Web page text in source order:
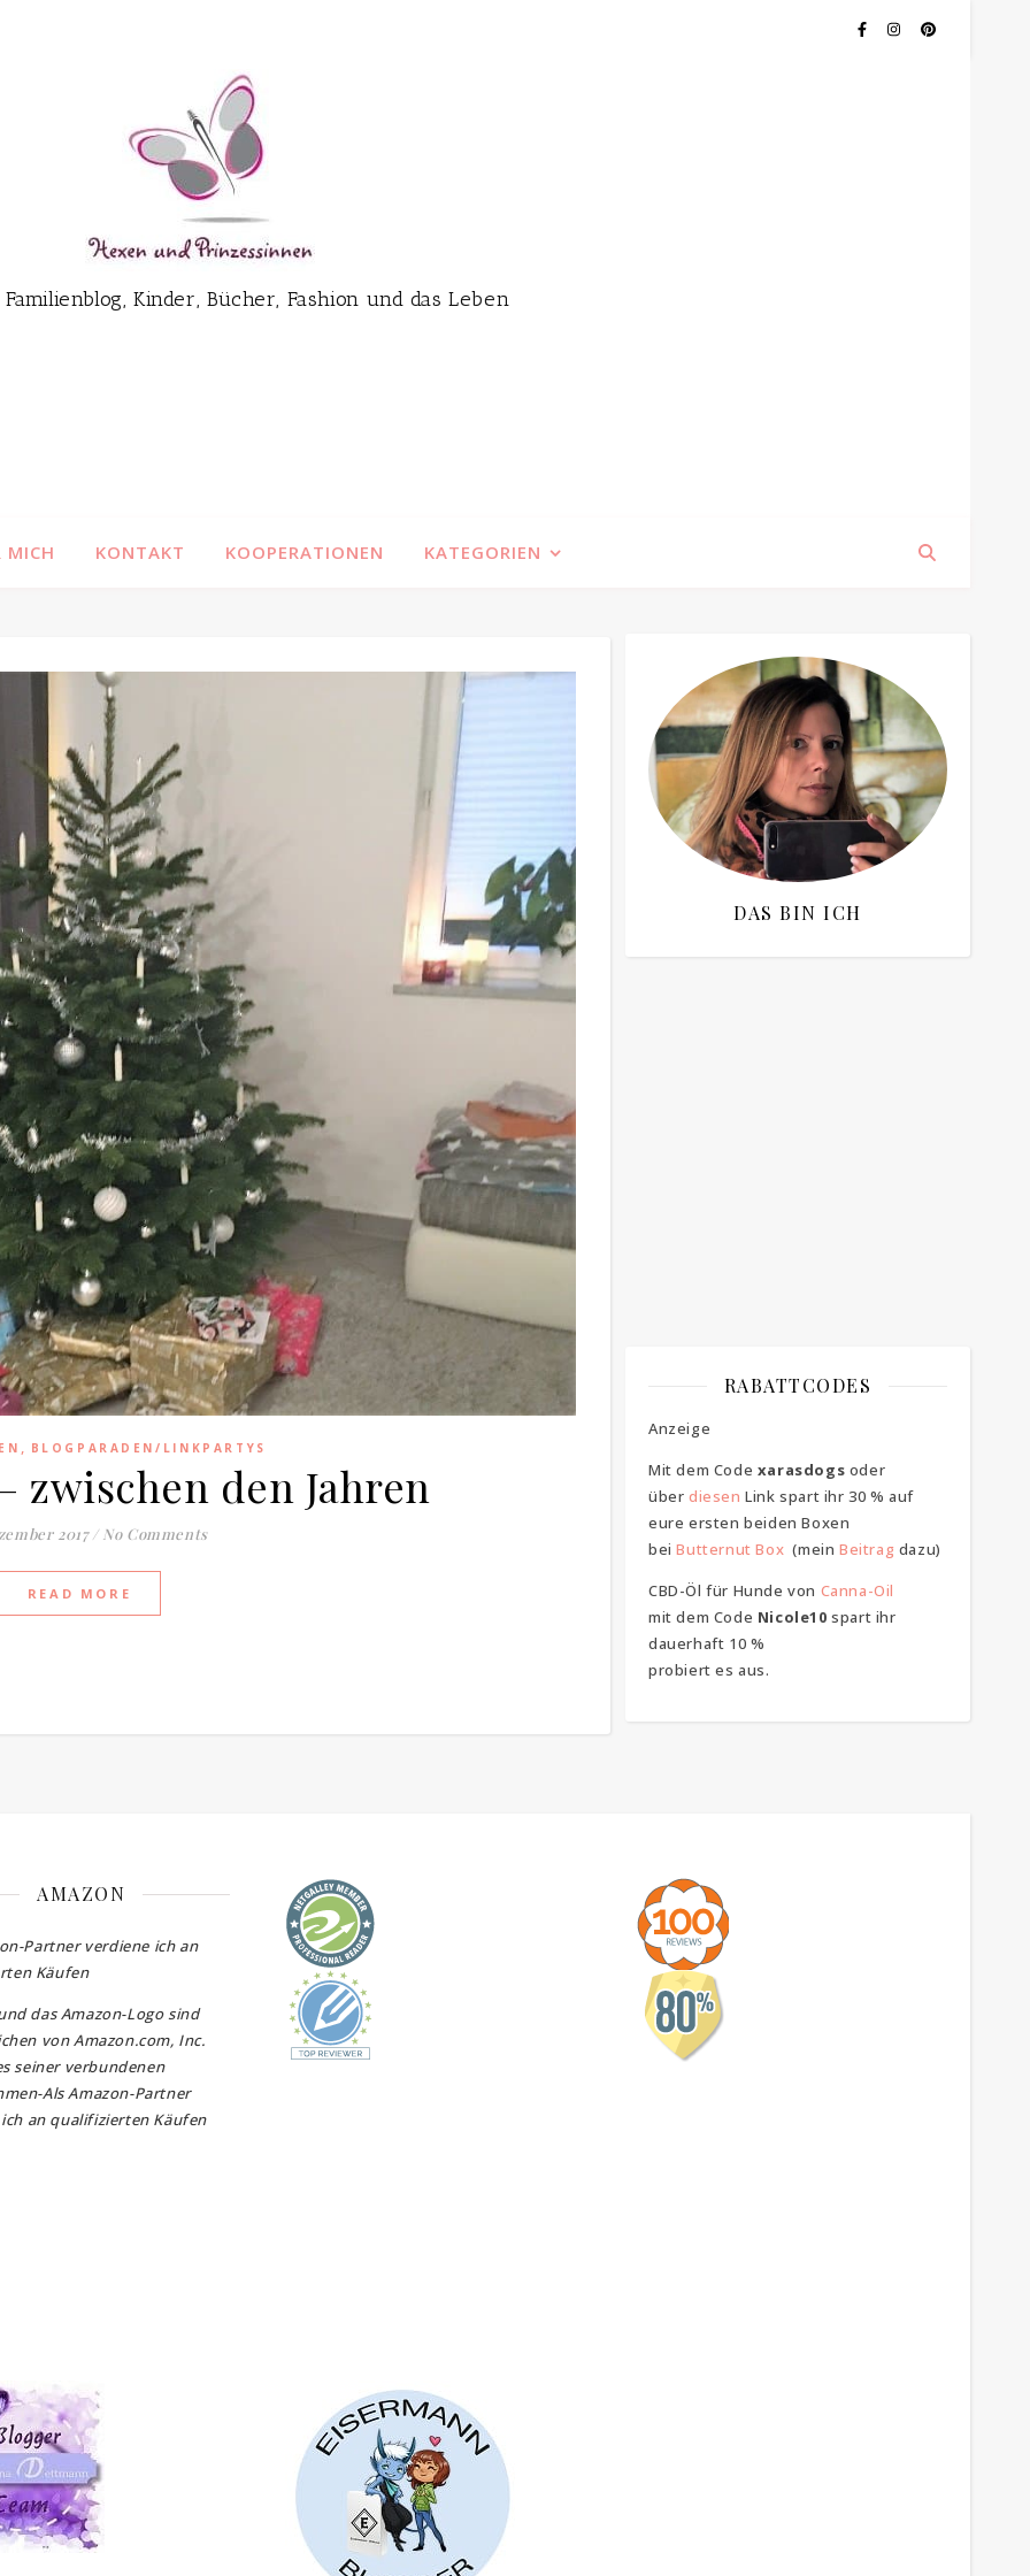
Familienblog, Kinder, Bücher, Fashion und das Leben
MICH KONTAKT KOOPERATIONEN KATEGORIEN
, BLOGPARADEN/LINKPARTYS
zwischen den Jahren
2017 / No Comments
READ MORE
DAS BIN ICH
RABATTCODES
Anzeige
Mit dem Code xarasdogs oder
über diesen Link spart ihr 30 % auf
eure ersten beiden Boxen
beiButternut Box (meinBeitrag dazu)
CBD-Öl für Hunde von Canna-Oil
mit dem Code Nicole10 spart ihr
dauerhaft 10 %
probiert es aus.
AMAZON
Partner verdiene ich an
Käufen
das Amazon-Logo sind
von Amazon.com, Inc.
seiner verbundenen
Als Amazon-Partner
an qualifizierten Käufen